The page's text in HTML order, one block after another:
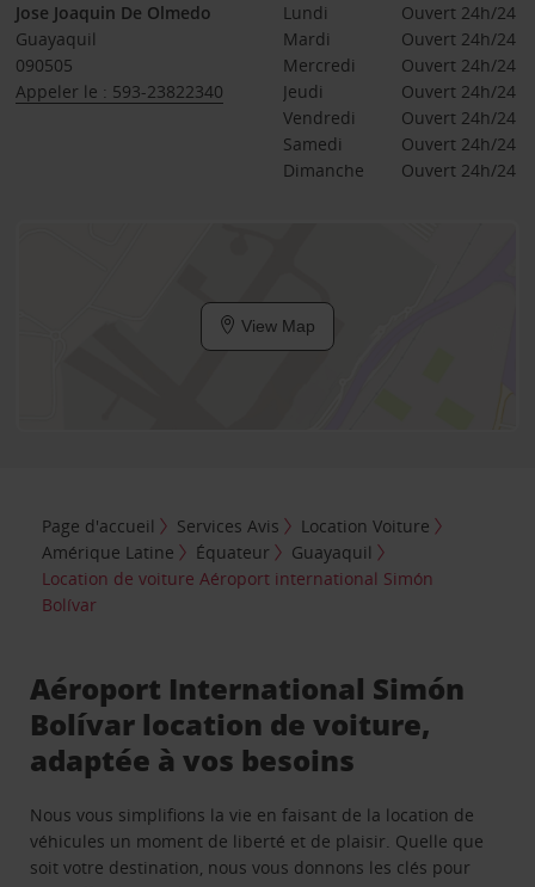
Jose Joaquin De Olmedo
Guayaquil
090505
Appeler le : 593-23822340
Lundi
Ouvert 24h/24
Mardi
Ouvert 24h/24
Mercredi
Ouvert 24h/24
Jeudi
Ouvert 24h/24
Vendredi
Ouvert 24h/24
Samedi
Ouvert 24h/24
Dimanche
Ouvert 24h/24
View Map
Page d'accueil Services Avis
Location Voiture
Amérique Latine
Équateur
Guayaquil
Location de voiture Aéroport international Simón
Bolívar
Aéroport International Simón
Bolívar location de voiture,
adaptée à vos besoins
Nous vous simplifions la vie en faisant de la location de
véhicules un moment de liberté et de plaisir. Quelle que
soit votre destination, nous vous donnons les clés pour